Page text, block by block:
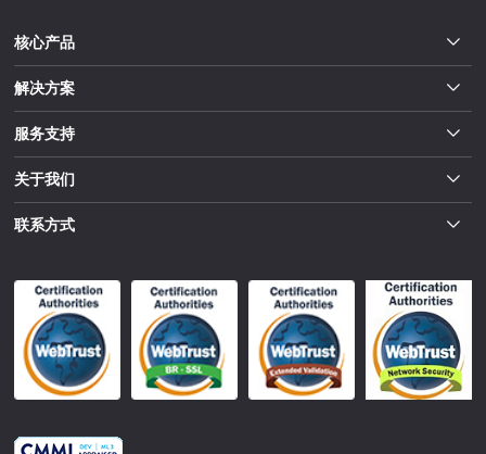
核心产品
解决方案
服务支持
关于我们
联系方式